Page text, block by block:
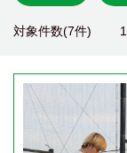
対象件数(7件) 1